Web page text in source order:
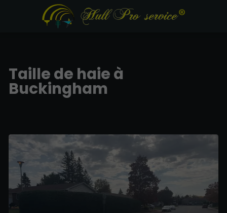
Taille de haie à
Buckingham